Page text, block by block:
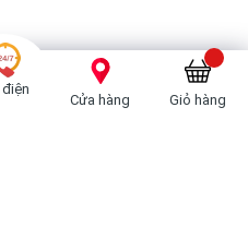
Cửa hàng Giỏ hàng